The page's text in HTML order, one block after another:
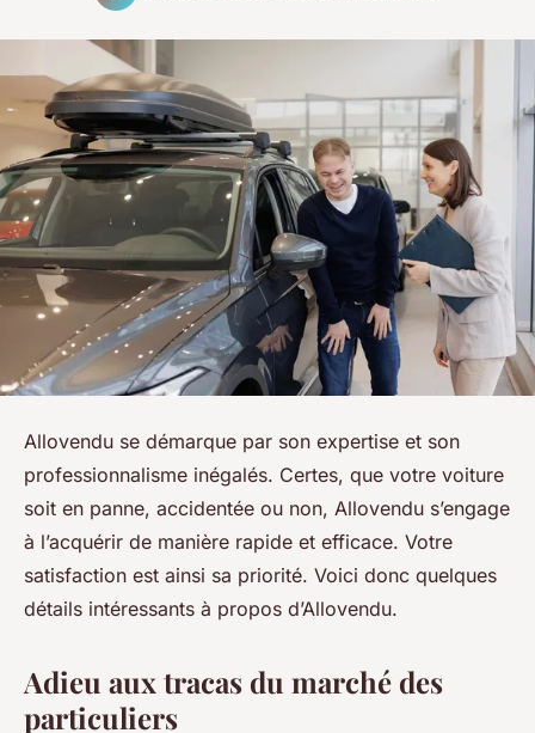
Allovendu se démarque par son expertise et son
professionnalisme inégalés. Certes, que votre voiture
soit en panne, accidentée ou non, Allovendu s’engage
à l’acquérir de manière rapide et efficace. Votre
satisfaction est ainsi sa priorité. Voici donc quelques
détails intéressants à propos d’Allovendu.
Adieu aux tracas du marché des
particuliers